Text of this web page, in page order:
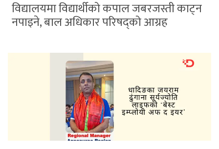
विद्यालयमा विद्यार्थीको कपाल जबरजस्ती काट्न
नपाइने, बाल अधिकार परिषद्को आग्रह